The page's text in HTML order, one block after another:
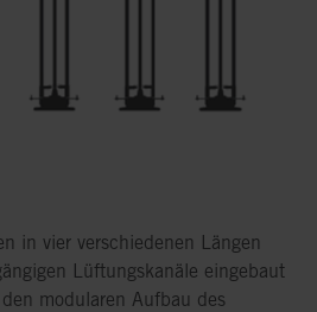
in vier verschiedenen Längen
Lüftungskanäle eingebaut
modularen Aufbau des